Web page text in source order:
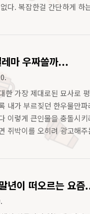
다. 복잡한걸 간단하게
마 우짜쓸까...
한 가장 제대로된 묘사로
내가 부르짖던 한우물만
이렇게 큰인물을 충돌시
쥐박이를 오히려 광고해
년이 떠오르는 요즘